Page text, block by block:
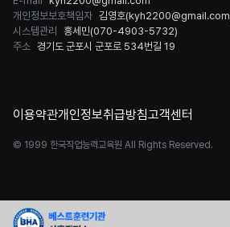
개인정보보호책임자 김영호(kyh2200@gmail.com
시스템관리 홍세민(070-4903-5732)
주소 경기도 군포시 군포로 534번길 19
이용약관개인정보취급방침고객센터
© 1999 한국직업능력교육원 All Rights Reserved.